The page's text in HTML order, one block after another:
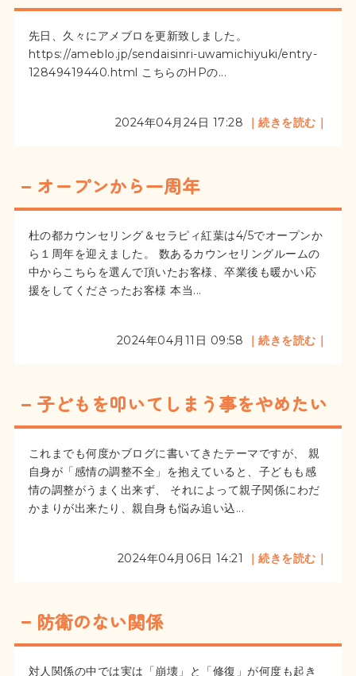
先日、久々にアメブロを更新致しました。
https://ameblo.jp/sendaisinri-uwamichiyuki/entry-
12849419440.html こちらのHPの...
2024年04月24日 17:28 ｜続きを読む｜
オープンから一周年
杜の都カウンセリング＆セラピィ紅葉は4/5でオープンか
ら１周年を迎えました。 数あるカウンセリングルームの
中からこちらを選んで頂いたお客様、卒業後も暖かい応
援をしてくださったお客様 本当...
2024年04月11日 09:58 ｜続きを読む｜
子どもを叩いてしまう事をやめたい
これまでも何度かブログに書いてきたテーマですが、 親
自身が「感情の調整不全」を抱えていると、子どもも感
情の調整がうまく出来ず、 それによって親子関係にわだ
かまりが出来たり、親自身も悩み追い込...
2024年04月06日 14:21 ｜続きを読む｜
防衛のない関係
対人関係の中では実は「崩壊」と「修復」が何度も起き